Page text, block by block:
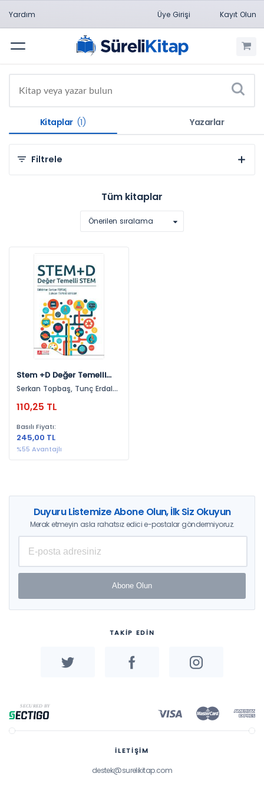
Yardım Üye Girişi Kayıt Olun
Menü
Kitaplar (1) Yazarlar
Filtrele
Konulara Göre
Yayınevlerine Göre
Pegem Akademi Yayıncılık (1)
Yıllara Göre
2026 (1)
Tüm kitaplar
Önerilen sıralama
Stem +D Değer Temelli
Stem
Serkan Topbaş, Tunç Erdal
110,25 TL
Basılı Fiyatı:
245,00 TL
%55 Avantajlı
Duyuru Listemize Abone Olun, İlk Siz Okuyun
Merak etmeyin asla rahatsız edici e-postalar göndermiyoruz.
Abone Olun
TAKİP EDİN
İLETİŞİM
destek@surelikitap.com